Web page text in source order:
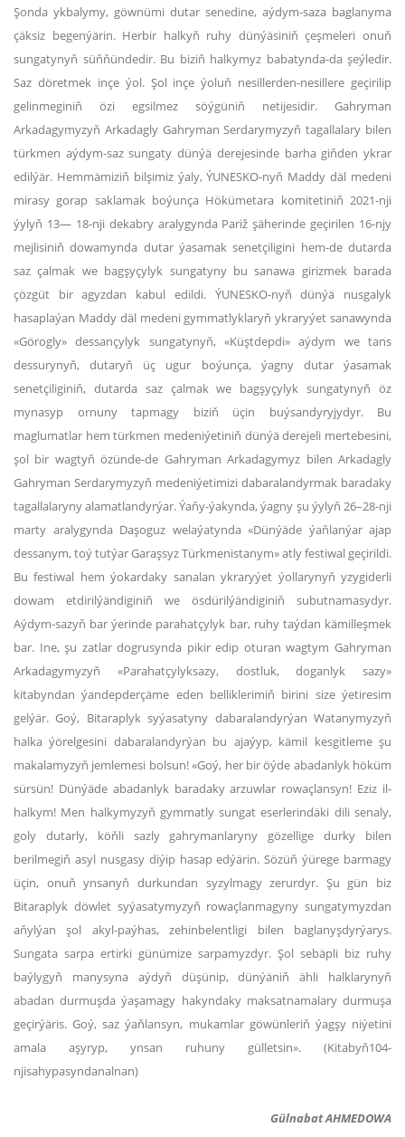
Şonda ykbalymy, göwnümi dutar senedine, aýdym-saza baglanyma
çäksiz begenýärin. Herbir halkyň ruhy dünýäsiniň çeşmeleri onuň
sungatynyň süňňündedir. Bu biziň halkymyz babatynda-da şeýledir.
Saz döretmek inçe ýol. Şol inçe ýoluň nesillerden-nesillere geçirilip
gelinmeginiň özi egsilmez söýgüniň netijesidir. Gahryman
Arkadagymyzyň Arkadagly Gahryman Serdarymyzyň tagallalary bilen
türkmen aýdym-saz sungaty dünýä derejesinde barha giňden ykrar
edilýär. Hemmämiziň bilşimiz ýaly, ÝUNESKO-nyň Maddy däl medeni
mirasy gorap saklamak boýunça Hökümetara komitetiniň 2021-nji
ýylyň 13— 18-nji dekabry aralygynda Pariž şäherinde geçirilen 16-njy
mejlisiniň dowamynda dutar ýasamak senetçiligini hem-de dutarda
saz çalmak we bagşyçylyk sungatyny bu sanawa girizmek barada
çözgüt bir agyzdan kabul edildi. ÝUNESKO-nyň dünýä nusgalyk
hasaplaýan Maddy däl medeni gymmatlyklaryň ykraryýet sanawynda
«Görogly» dessançylyk sungatynyň, «Küştdepdi» aýdym we tans
dessurynyň, dutaryň üç ugur boýunça, ýagny dutar ýasamak
senetçiliginiň, dutarda saz çalmak we bagşyçylyk sungatynyň öz
mynasyp ornuny tapmagy biziň üçin buýsandyryjydyr. Bu
maglumatlar hem türkmen medeniýetiniň dünýä derejeli mertebesini,
şol bir wagtyň özünde-de Gahryman Arkadagymyz bilen Arkadagly
Gahryman Serdarymyzyň medeniýetimizi dabaralandyrmak baradaky
tagallalaryny alamatlandyrýar. Ýaňy-ýakynda, ýagny şu ýylyň 26–28-nji
marty aralygynda Daşoguz welaýatynda «Dünýäde ýaňlanýar ajap
dessanym, toý tutýar Garaşsyz Türkmenistanym» atly festiwal geçirildi.
Bu festiwal hem ýokardaky sanalan ykraryýet ýollarynyň yzygiderli
dowam etdirilýändiginiň we ösdürilýändiginiň subutnamasydyr.
Aýdym-sazyň bar ýerinde parahatçylyk bar, ruhy taýdan kämilleşmek
bar. Ine, şu zatlar dogrusynda pikir edip oturan wagtym Gahryman
Arkadagymyzyň «Parahatçylyksazy, dostluk, doganlyk sazy»
kitabyndan ýandepderçäme eden belliklerimiň birini size ýetiresim
gelýär. Goý, Bitaraplyk syýasatyny dabaralandyrýan Watanymyzyň
halka ýörelgesini dabaralandyrýan bu ajaýyp, kämil kesgitleme şu
makalamyzyň jemlemesi bolsun! «Goý, her bir öýde abadanlyk höküm
sürsün! Dünýäde abadanlyk baradaky arzuwlar rowaçlansyn! Eziz il-
halkym! Men halkymyzyň gymmatly sungat eserlerindäki dili senaly,
goly dutarly, köňli sazly gahrymanlaryny gözellige durky bilen
berilmegiň asyl nusgasy diýip hasap edýärin. Sözüň ýürege barmagy
üçin, onuň ynsanyň durkundan syzylmagy zerurdyr. Şu gün biz
Bitaraplyk döwlet syýasatymyzyň rowaçlanmagyny sungatymyzdan
aňylýan şol akyl-paýhas, zehinbelentligi bilen baglanyşdyrýarys.
Sungata sarpa ertirki günümize sarpamyzdyr. Şol sebäpli biz ruhy
baýlygyň manysyna aýdyň düşünip, dünýäniň ähli halklarynyň
abadan durmuşda ýaşamagy hakyndaky maksatnamalary durmuşa
geçirýäris. Goý, saz ýaňlansyn, mukamlar göwünleriň ýagşy niýetini
amala aşyryp, ynsan ruhuny gülletsin». (Kitabyň104-
njisahypasyndanalnan)
Gülnabat AHMEDOWA